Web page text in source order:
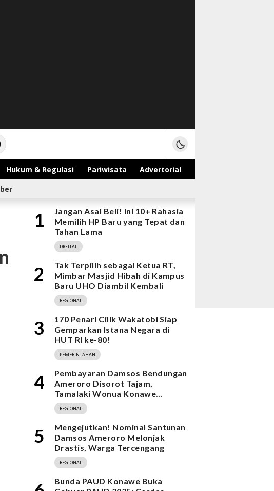
Hukum & Regulasi Pariwisata
Advertorial
1
Jangan Asal Beli! Ini 10+ Rahasia
Memilih HP Baru yang Tepat dan
Tahan Lama
DIGITAL
2
Tak Terpilih sebagai Ketua RT,
Mimbar Masjid Hibah di Kampus
Baru UHO Diambil Kembali
REGIONAL
3
170 Penari Cilik Wakatobi Siap
Gemparkan Istana Negara di
HUT RI ke-80!
PEMERINTAHAN
4
Pembayaran Damsos Bendungan
Ameroro Disorot Tajam,
Tamalaki Wonua Konawe
Ungkap Dugaan Ketidakberesan
REGIONAL
5
Mengejutkan! Nominal Santunan
Damsos Ameroro Melonjak
Drastis, Warga Tercengang
REGIONAL
Bunda PAUD Konawe Buka